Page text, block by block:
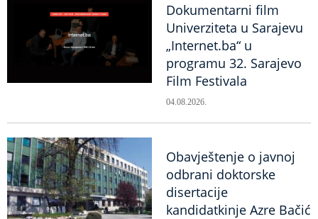
Dokumentarni film
Univerziteta u Sarajevu
„Internet.ba“ u
programu 32. Sarajevo
Film Festivala
04.08.2026.
Obavještenje o javnoj
odbrani doktorske
disertacije
kandidatkinje Azre Bačić